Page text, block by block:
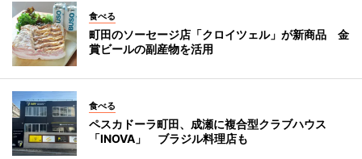
食べる
町田のソーセージ店「クロイツェル」が新商品 金
賞ビールの副産物を活用
食べる
ペスカドーラ町田、成瀬に複合型クラブハウス
「INOVA」 ブラジル料理店も